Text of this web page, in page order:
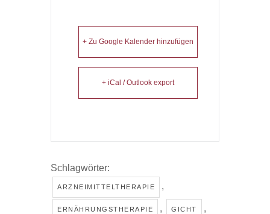
+ Zu Google Kalender hinzufügen
+ iCal / Outlook export
Schlagwörter:
ARZNEIMITTELTHERAPIE ,
ERNÄHRUNGSTHERAPIE , GICHT ,